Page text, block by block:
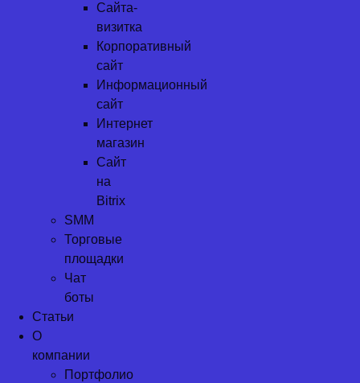
Сайта-
визитка
Корпоративный
сайт
Информационный
сайт
Интернет
магазин
Сайт
на
Bitrix
SMM
Торговые
площадки
Чат
боты
Статьи
О
компании
Портфолио